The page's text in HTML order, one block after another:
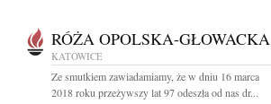
RÓŻA OPOLSKA-GŁOWACKA
KATOWICE
Ze smutkiem zawiadamiamy, że w dniu 16 marca
2018 roku przeżywszy lat 97 odeszła od nas dr...